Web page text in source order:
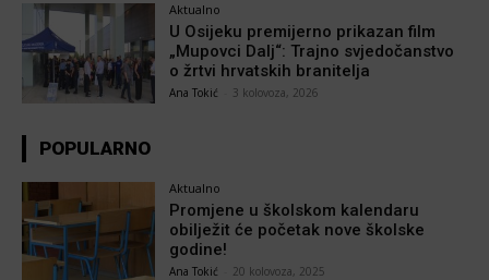
Aktualno
U Osijeku premijerno prikazan film
„Mupovci Dalj“: Trajno svjedočanstvo
o žrtvi hrvatskih branitelja
Ana Tokić 3 kolovoza, 2026
POPULARNO
Aktualno
Promjene u školskom kalendaru
obilježit će početak nove školske
godine!
Ana Tokić 20 kolovoza, 2025